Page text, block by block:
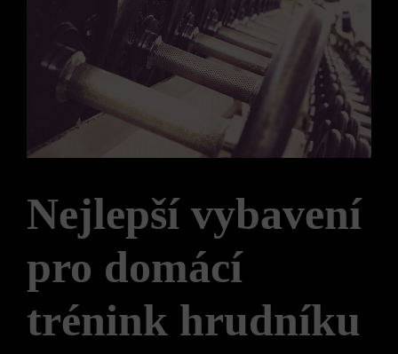
Nejlepší vybavení
pro domácí
trénink hrudníku